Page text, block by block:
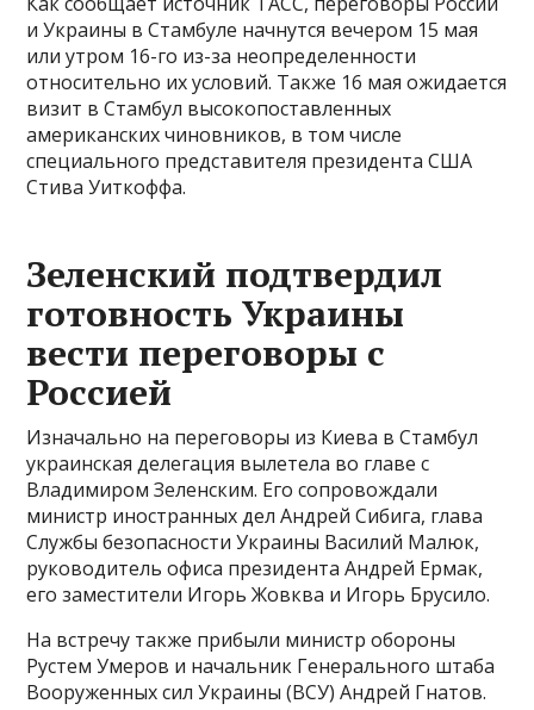
и Украины в Стамбуле начнутся вечером 15 мая
или утром 16-го из-за неопределенности
относительно их условий. Также 16 мая ожидается
визит в Стамбул высокопоставленных
американских чиновников, в том числе
специального представителя президента США
Стива Уиткоффа.
Зеленский подтвердил
готовность Украины
вести переговоры с
Россией
Изначально на переговоры из Киева в Стамбул
украинская делегация вылетела во главе с
Владимиром Зеленским. Его сопровождали
министр иностранных дел Андрей Сибига, глава
Службы безопасности Украины Василий Малюк,
руководитель офиса президента Андрей Ермак,
его заместители Игорь Жовква и Игорь Брусило.
На встречу также прибыли министр обороны
Рустем Умеров и начальник Генерального штаба
Вооруженных сил Украины (ВСУ) Андрей Гнатов.